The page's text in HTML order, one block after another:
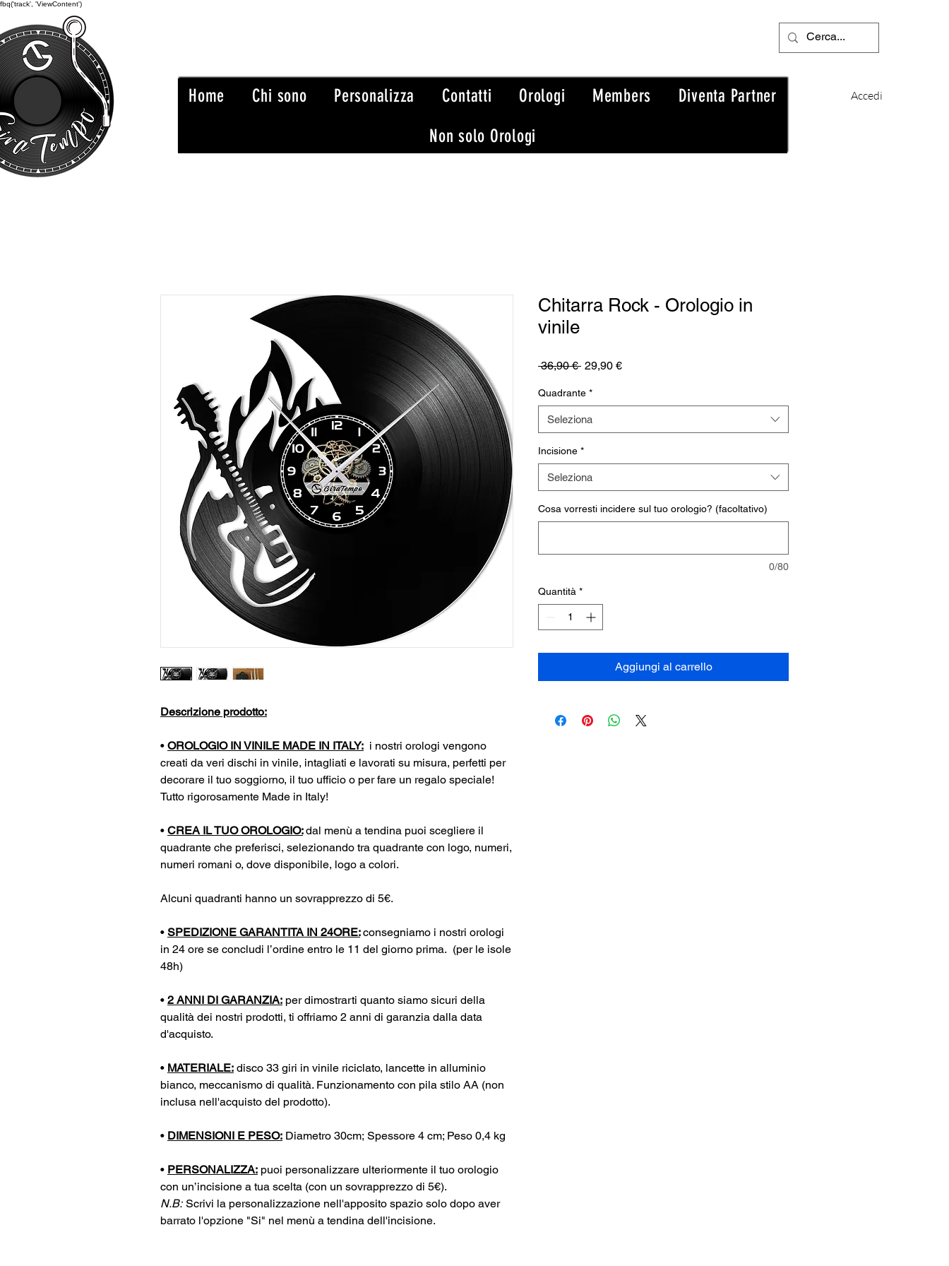
fbq('track', 'ViewContent')
Home Chi sono Personalizza Contatti Orologi Members
Diventa Partner
Non solo Orologi
Accedi
Descrizione prodotto:
• OROLOGIO IN VINILE MADE IN ITALY: i nostri orologi vengono
creati da veri dischi in vinile, intagliati e lavorati su misura, perfetti per
decorare il tuo soggiorno, il tuo ufficio o per fare un regalo speciale!
Tutto rigorosamente Made in Italy!
• CREA IL TUO OROLOGIO: dal menù a tendina puoi scegliere il
quadrante che preferisci, selezionando tra quadrante con logo, numeri,
numeri romani o, dove disponibile, logo a colori.
Alcuni quadranti hanno un sovrapprezzo di 5€.
• SPEDIZIONE GARANTITA IN 24ORE: consegniamo i nostri orologi
in 24 ore se concludi l’ordine entro le 11 del giorno prima. (per le isole
48h)
• 2 ANNI DI GARANZIA: per dimostrarti quanto siamo sicuri della
qualità dei nostri prodotti, ti offriamo 2 anni di garanzia dalla data
d'acquisto.
• MATERIALE: disco 33 giri in vinile riciclato, lancette in alluminio
bianco, meccanismo di qualità. Funzionamento con pila stilo AA (non
inclusa nell'acquisto del prodotto).
• DIMENSIONI E PESO: Diametro 30cm; Spessore 4 cm; Peso 0,4 kg
• PERSONALIZZA: puoi personalizzare ulteriormente il tuo orologio
con un’incisione a tua scelta (con un sovrapprezzo di 5€).
N.B: Scrivi la personalizzazione nell'apposito spazio solo dopo aver
barrato l'opzione "Si" nel menù a tendina dell'incisione.
Chitarra Rock - Orologio in
vinile
36,90 € Prezzo
29,90 €Prezzo
Quadrante *
Seleziona
Incisione *
Seleziona
Cosa vorresti incidere sul tuo orologio? (facoltativo)
0/80
Quantità *
Aggiungi al carrello